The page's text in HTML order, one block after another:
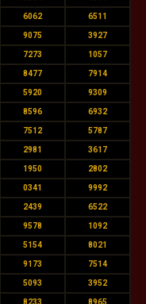
6062 6511
9075 3927
7273 1057
8477 7914
5920 9309
8596 6932
7512 5787
2981 3617
1950 2802
0341 9992
2439 6522
9578 1092
5154 8021
9173 7514
5093 3952
8233 8965